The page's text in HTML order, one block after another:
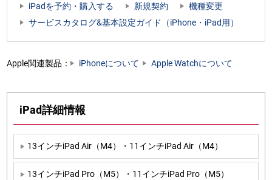
iPadを予約・購入する
新規契約
機種変更
サービスカタログ&基本設定ガイド（iPhone・iPad用）
Apple関連製品： iPhoneについて Apple Watchについて
iPad詳細情報
13インチiPad Air（M4）・11インチiPad Air（M4）
13インチiPad Pro（M5）・11インチiPad Pro（M5）